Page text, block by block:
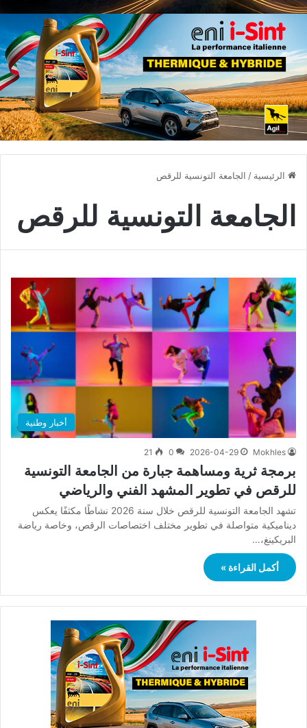
الرئيسية / الجامعة التونسية للرقص
الجامعة التونسية للرقص
أخبار وطنية
Mokhles
2026-04-29
0
21
برمجة ثرية ومساهمة جبارة من الجامعة التونسية
للرقص في تطوير المشهد الفني والرياضي
تشهد الجامعة التونسية للرقص خلال سنة 2026 نشاطًا مكثفًا يعكس
ديناميكية متواصلة في تطوير مختلف اختصاصات الرقص، وخاصة رياضة
البريكينغ،…
أكمل القراءة »